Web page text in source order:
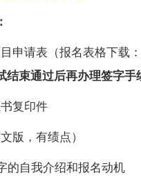
申请表（报名表格下载
束通过后再办理签字手
复印件
文版 ，有绩点）
的自我介绍和报名动机